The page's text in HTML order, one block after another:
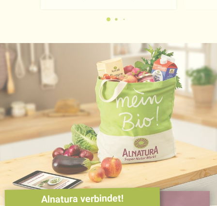
Alnatura verbindet!